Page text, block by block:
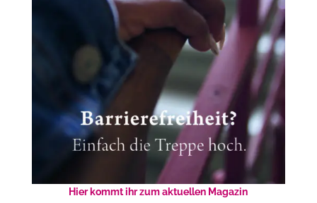
Hier kommt ihr zum aktuellen Magazin